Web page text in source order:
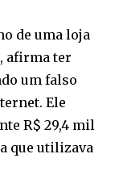
de uma loja
afirma ter
um falso
Ele
R$ 29,4 mil
que utilizava